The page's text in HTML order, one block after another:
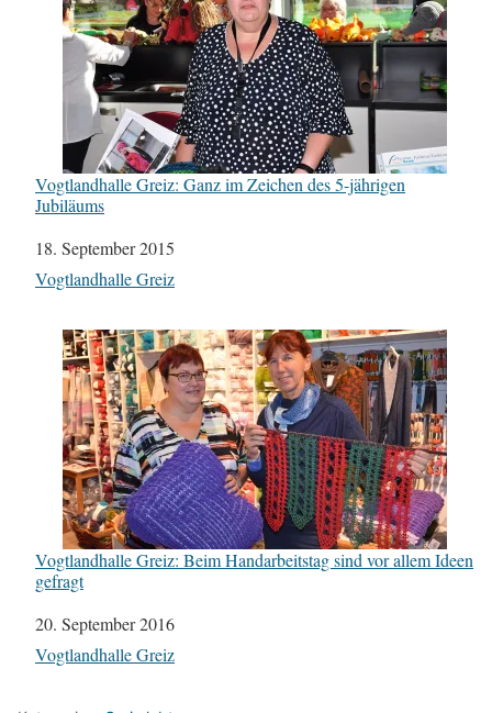
Vogtlandhalle Greiz: Ganz im Zeichen des 5-jährigen
Jubiläums
Datum
18. September 2015
In Bezug auf
Vogtlandhalle Greiz
Vogtlandhalle Greiz: Beim Handarbeitstag sind vor allem Ideen
gefragt
Datum
20. September 2016
In Bezug auf
Vogtlandhalle Greiz